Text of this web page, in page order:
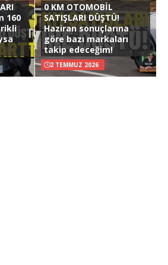
160
0 KM OTOMOBİL
SATIŞLARI DÜŞTÜ!
Haziran sonuçlarına
göre bazı markaları
takip edeceğim!
2 TEMMUZ 2026